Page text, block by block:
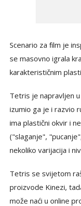
Scenario za film je
se masovno igrala
karakterističnim
Tetris je napravljen
izumio ga je i razvio
ima plastični okvir i
("slaganje",
nekoliko varijacija i
Tetris se svijetom
proizvode Kinezi,
može naći u online